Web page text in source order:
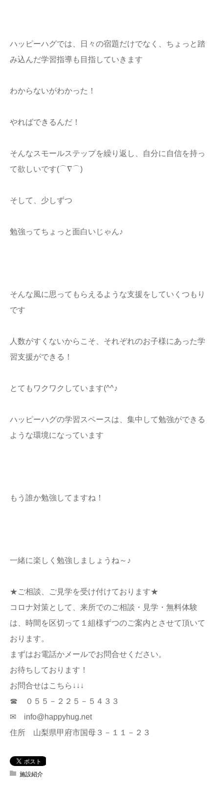
ハッピーハグでは、日々の宿題だけでなく、ちょっと踏
み込んだ学習指導も目指していきます
わからないがわかった！
やればできるんだ！
そんなスモールステップを繰り返し、自分に自信を持っ
て欲しいです(⌒∇⌒)
そして、少しずつ
勉強ってちょっと面白いじゃん♪
そんな風に思ってもらえるような支援をしていくつもり
です
人数がすくないからこそ、それぞれのお子様にあった学
習支援ができる！
とてもワクワクしています(^^♪
ハッピーハグの学習スペースは、集中して勉強ができる
ような環境になっています
もう誰か勉強してますね！
一緒に楽しく勉強しましょうね～♪
★ご相談、ご見学を受け付けております★
コロナ対策として、来所でのご相談・見学・無料体験
は、時間を区切って１組様ずつのご案内とさせて頂いて
おります。
まずはお電話かメールでお問合せください。
お待ちしております！
お問合せはこちら↓↓↓
☎ ０５５－２２５－５４３３
✉ info@happyhug.net
住所 山梨県甲府市国母３－１１－２３
施設紹介